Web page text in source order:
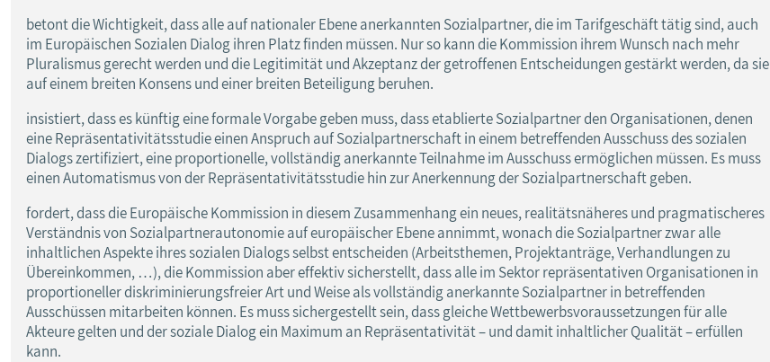
betont die Wichtigkeit, dass alle auf nationaler Ebene anerkannten Sozialpartner, die im Tarifgeschäft tätig sind, auch
im Europäischen Sozialen Dialog ihren Platz finden müssen. Nur so kann die Kommission ihrem Wunsch nach mehr
Pluralismus gerecht werden und die Legitimität und Akzeptanz der getroffenen Entscheidungen gestärkt werden, da sie
auf einem breiten Konsens und einer breiten Beteiligung beruhen.
insistiert, dass es künftig eine formale Vorgabe geben muss, dass etablierte Sozialpartner den Organisationen, denen
eine Repräsentativitätsstudie einen Anspruch auf Sozialpartnerschaft in einem betreffenden Ausschuss des sozialen
Dialogs zertifiziert, eine proportionelle, vollständig anerkannte Teilnahme im Ausschuss ermöglichen müssen. Es muss
einen Automatismus von der Repräsentativitätsstudie hin zur Anerkennung der Sozialpartnerschaft geben.
fordert, dass die Europäische Kommission in diesem Zusammenhang ein neues, realitätsnäheres und pragmatischeres
Verständnis von Sozialpartnerautonomie auf europäischer Ebene annimmt, wonach die Sozialpartner zwar alle
inhaltlichen Aspekte ihres sozialen Dialogs selbst entscheiden (Arbeitsthemen, Projektanträge, Verhandlungen zu
Übereinkommen, …), die Kommission aber effektiv sicherstellt, dass alle im Sektor repräsentativen Organisationen in
proportioneller diskriminierungsfreier Art und Weise als vollständig anerkannte Sozialpartner in betreffenden
Ausschüssen mitarbeiten können. Es muss sichergestellt sein, dass gleiche Wettbewerbsvoraussetzungen für alle
Akteure gelten und der soziale Dialog ein Maximum an Repräsentativität – und damit inhaltlicher Qualität – erfüllen
kann.